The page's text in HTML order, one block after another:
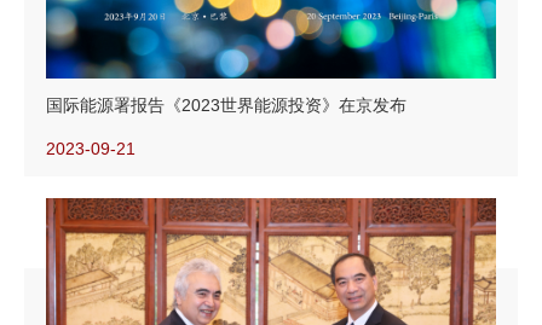
国际能源署报告《2023世界能源投资》在京发布
2023-09-21